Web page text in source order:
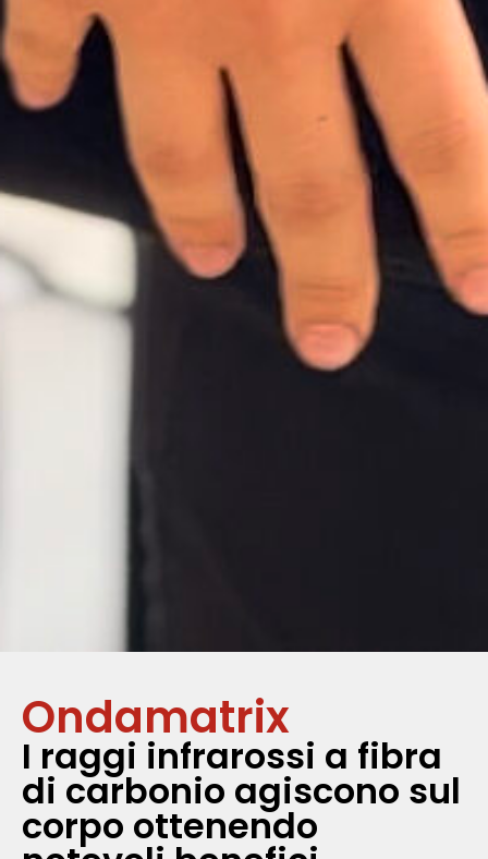
Ondamatrix
I raggi infrarossi a fibra
di carbonio agiscono sul
corpo ottenendo